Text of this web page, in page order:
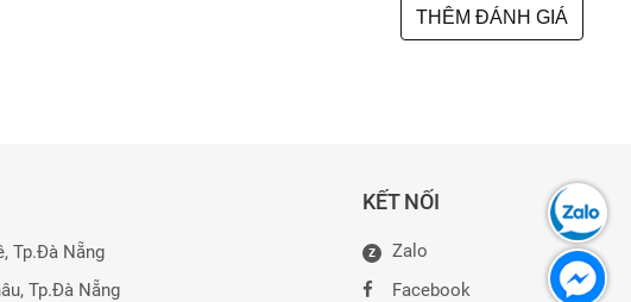
THÊM ĐÁNH GIÁ
Tp.Đà Nẵng
Tp.Đà Nẵng
KẾT NỐI
Z
Zalo
Facebook